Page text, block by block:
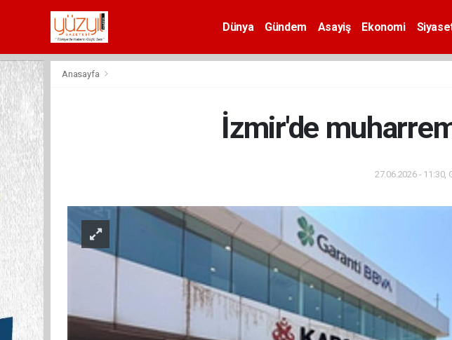
Dünya Gündem Asayiş Ekonomi
Anasayfa
İzmir'de
27.06.2026 - 11:30,